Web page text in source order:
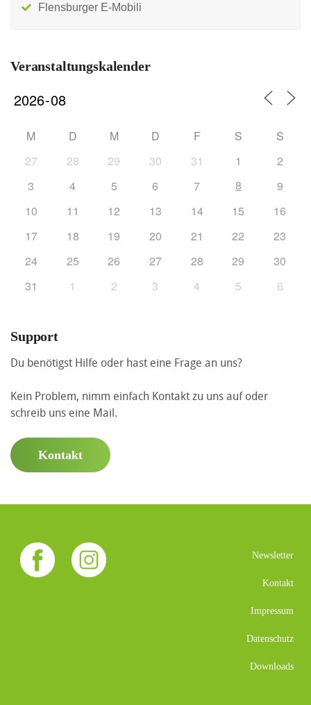
Flensburger E-Mobili
Veranstaltungskalender
M D M D F S
S
27
28 29 30 31 1
2
3
4 5 6 7 8
9
10
11 12 13 14 15
16
17
18 19 20 21 22
23
24
25 26 27 28 29
30
31
1 2 3 4 5 6
Support
Du benötigst Hilfe oder hast eine Frage an uns?
Kein Problem, nimm einfach Kontakt zu uns auf oder
schreib uns eine Mail.
Kontakt
Newsletter
Kontakt
Impressum
Datenschutz
Downloads